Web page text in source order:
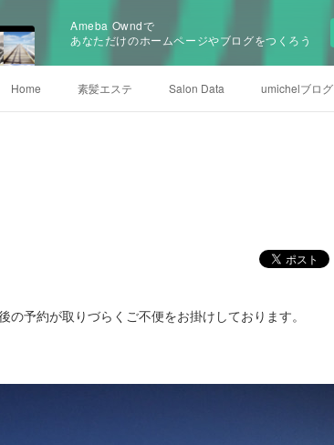
Ameba Owndで
あなただけのホームページやブログをつくろう
Home 素髪エステ Salon Data umichelブログ
予約が取りづらくご不便をお掛けしております。